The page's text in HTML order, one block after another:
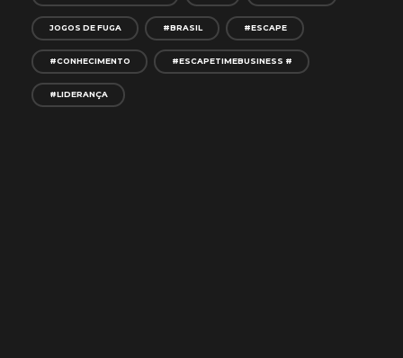
JOGOS DE FUGA #BRASIL #ESCAPE
#CONHECIMENTO #ESCAPETIMEBUSINESS #
#LIDERANÇA